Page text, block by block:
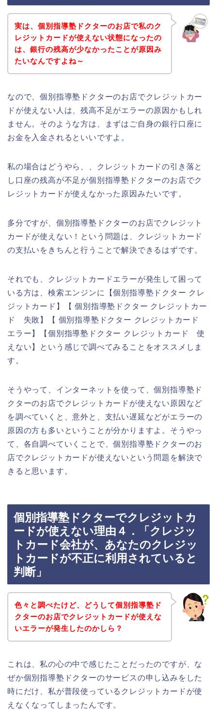
実は、個別指導塾ドクターのお店で私のク
レジットカードが使えない状態になったの
は、銀行の残高が少なかったことが原因み
たいなんですよね～
なので、個別指導塾ドクターのお店でクレジットカー
ドが使えない人は、残高不足がエラーの原因かもしれ
ません。そのような方は、まずはご自身の銀行口座に
お金を入金されるといいですよ。
私の場合はどうやら、、クレジットカードの引き落と
し口座の残高が不足が個別指導塾ドクターのお店でク
レジットカードが使えなかった原因みたいです。
多分ですが、個別指導塾ドクターのお店でクレジット
カードが使えない！という問題は、クレジットカード
の支払いをきちんと行うことで解決できるはずです。
それでも、クレジットカードエラーが発生して困って
いる方は、検索エンジンに【個別指導塾ドクター クレ
ジットカード】【 個別指導塾ドクター クレジットカー
ド 失敗】【 個別指導塾ドクター クレジットカード
エラー】【個別指導塾ドクター クレジットカード 使
えない】という感じで調べてみることをオススメしま
す。
そうやって、インターネットを使って、個別指導塾ド
クターのお店でクレジットカードが使えない原因など
を調べていくと、意外と、支払い遅延などがエラーの
原因の方も多いということが分かりますよ。そうやっ
て、各自調べていくことで、個別指導塾ドクターのお
店でクレジットカードが使えないという問題を解決で
きると思います。
個別指導塾ドクターでクレジットカ
ードが使えない理由４．「クレジッ
トカード会社が、あなたのクレジッ
トカードが不正に利用されていると
判断」
色々と調べたけど、どうして個別指導塾ド
クターのお店でクレジットカードが使えな
いエラーが発生したのかしら？
これは、私の心の中で感じたことだったのですが、な
ぜか個別指導塾ドクターのサービスの申し込みをした
時にだけ、私が普段使っているクレジットカードが使
えなくなってしまったんです。